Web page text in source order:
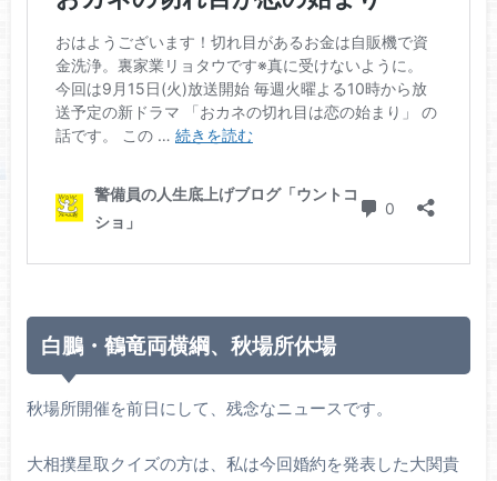
白鵬・鶴竜両横綱、秋場所休場
秋場所開催を前日にして、残念なニュースです。
大相撲星取クイズの方は、私は今回婚約を発表した大関貴